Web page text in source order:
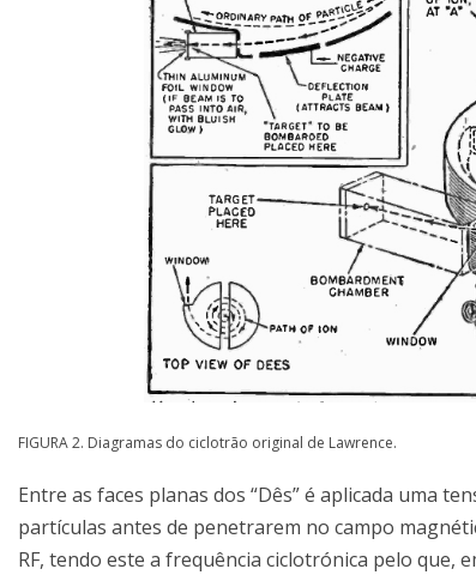
FIGURA 2. Diagramas do ciclotrão original de Lawrence.
Entre as faces planas dos “Dês” é aplicada uma
partículas antes de penetrarem no campo
RF, tendo este a frequência ciclotrónica pelo que,